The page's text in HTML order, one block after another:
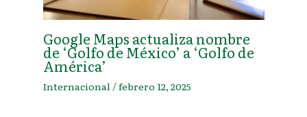
Google Maps actualiza nombre
de ‘Golfo de México’ a ‘Golfo de
América’
Internacional/febrero 12, 2025